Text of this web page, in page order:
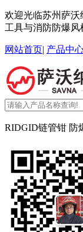
欢迎光临苏州萨沃
工具与消防防爆风
网站首页| 产品中
RIDGID链管钳 防